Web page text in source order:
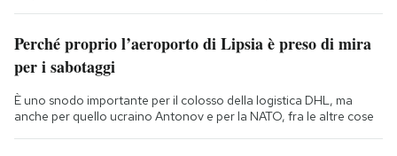
Perché proprio l’aeroporto di Lipsia è preso di mira
per i sabotaggi
È uno snodo importante per il colosso della logistica DHL, ma
anche per quello ucraino Antonov e per la NATO, fra le altre cose